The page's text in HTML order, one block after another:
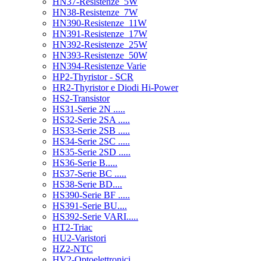
HN38-Resistenze_7W
HN390-Resistenze_11W
HN391-Resistenze_17W
HN392-Resistenze_25W
HN393-Resistenze_50W
HN394-Resistenze Varie
HP2-Thyristor - SCR
HR2-Thyristor e Diodi Hi-Power
HS2-Transistor
HS31-Serie 2N .....
HS32-Serie 2SA .....
HS33-Serie 2SB .....
HS34-Serie 2SC .....
HS35-Serie 2SD .....
HS36-Serie B.....
HS37-Serie BC .....
HS38-Serie BD....
HS390-Serie BF .....
HS391-Serie BU....
HS392-Serie VARI.....
HT2-Triac
HU2-Varistori
HZ2-NTC